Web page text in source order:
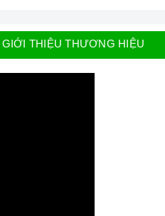
GIỚI THIỆU THƯƠNG HIỆU